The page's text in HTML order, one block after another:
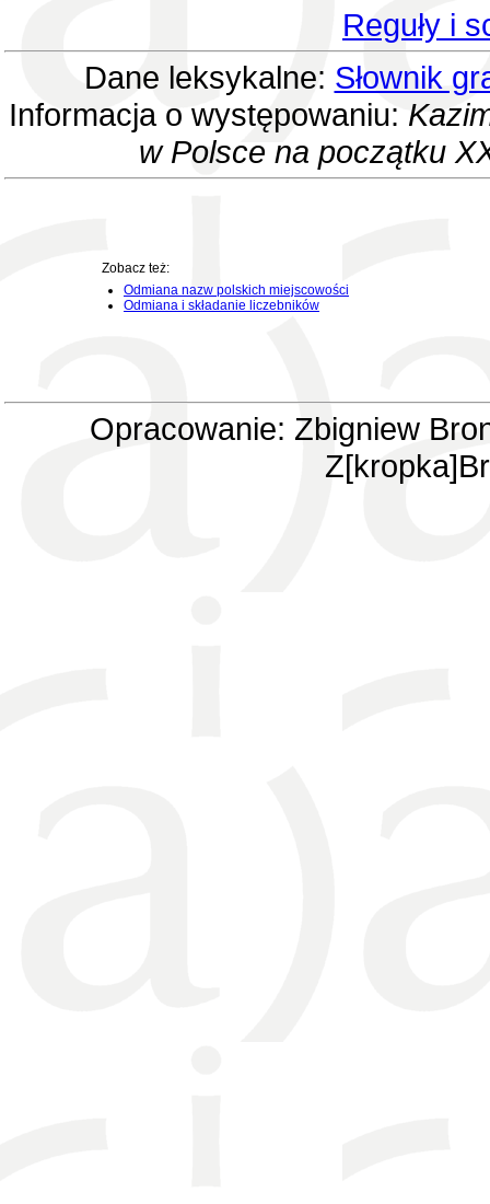
Reguły i
Dane leksykalne: Słownik
Informacja o występowaniu:
w Polsce na początku
Zobacz też:
Odmiana nazw polskich miejscowości
Odmiana i składanie liczebników
Opracowanie: Zbigniew